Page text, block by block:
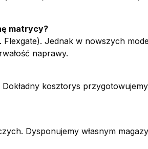
matrycy?
Flexgate). Jednak w nowszych
naprawy.
kosztorys
Dysponujemy własnym